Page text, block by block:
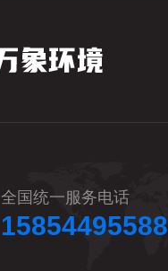
全国统一服务电话
15854495588